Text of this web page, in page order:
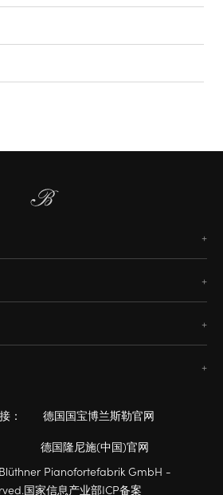
：
德国国宝博兰斯勒官网
德国隆尼施(中国)官网
Pianofortefabrik GmbH -
国家信息产业部ICP备案